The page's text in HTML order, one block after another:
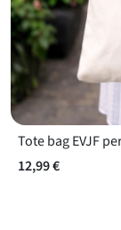
12,99 €